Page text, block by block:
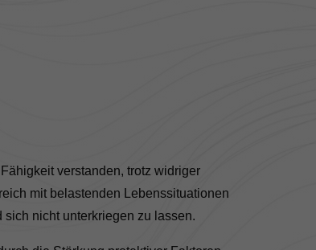
verstanden, trotz widriger
mit belastenden Lebenssituationen
sich nicht unterkriegen zu lassen.